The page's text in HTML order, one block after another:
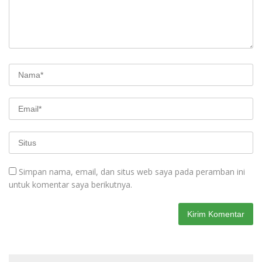
Simpan nama, email, dan situs web saya pada peramban ini
untuk komentar saya berikutnya.